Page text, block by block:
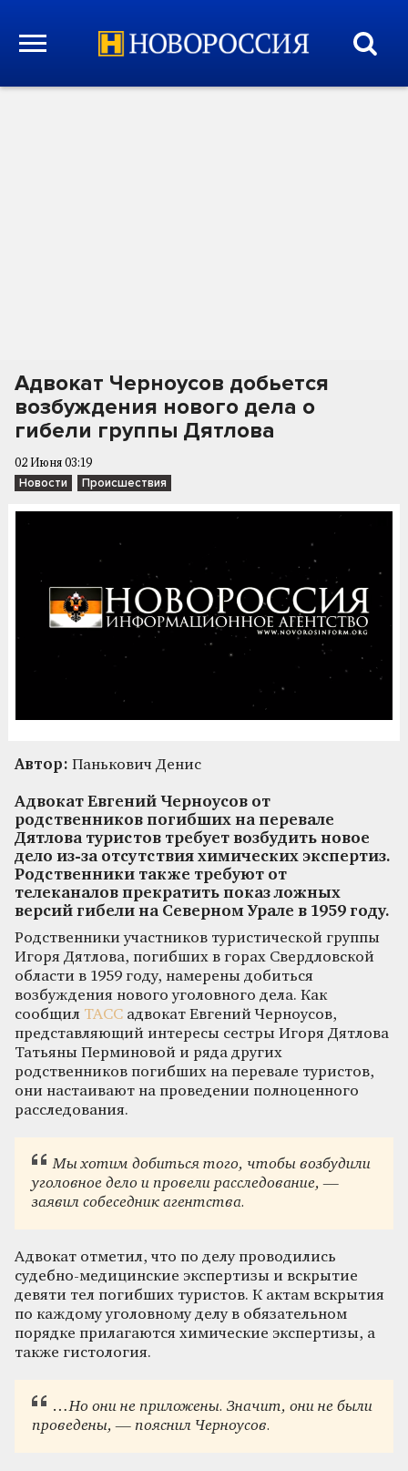
Адвокат Черноусов добьется
возбуждения нового дела о
гибели группы Дятлова
02 Июня 03:19
Новости Происшествия
Автор: Панькович Денис
Адвокат Евгений Черноусов от
родственников погибших на перевале
Дятлова туристов требует возбудить новое
дело из-за отсутствия химических экспертиз.
Родственники также требуют от
телеканалов прекратить показ ложных
версий гибели на Северном Урале в 1959 году.
Родственники участников туристической группы
Игоря Дятлова, погибших в горах Свердловской
области в 1959 году, намерены добиться
возбуждения нового уголовного дела. Как
сообщил ТАСС адвокат Евгений Черноусов,
представляющий интересы сестры Игоря Дятлова
Татьяны Перминовой и ряда других
родственников погибших на перевале туристов,
они настаивают на проведении полноценного
расследования.
Мы хотим добиться того, чтобы возбудили
уголовное дело и провели расследование, —
заявил собеседник агентства.
Адвокат отметил, что по делу проводились
судебно-медицинские экспертизы и вскрытие
девяти тел погибших туристов. К актам вскрытия
по каждому уголовному делу в обязательном
порядке прилагаются химические экспертизы, а
также гистология.
…Но они не приложены. Значит, они не были
проведены, — пояснил Черноусов.